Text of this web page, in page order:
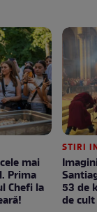
mai
Prima
Chefi la
STIRI
53 de
de